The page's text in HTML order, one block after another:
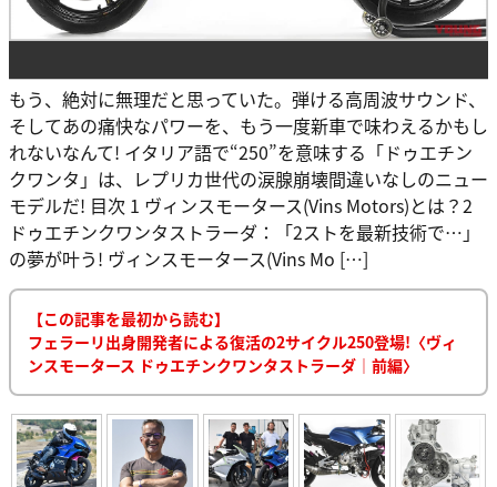
もう、絶対に無理だと思っていた。弾ける高周波サウンド、
そしてあの痛快なパワーを、もう一度新車で味わえるかもし
れないなんて! イタリア語で“250”を意味する「ドゥエチン
クワンタ」は、レプリカ世代の涙腺崩壊間違いなしのニュー
モデルだ! 目次 1 ヴィンスモータース(Vins Motors)とは？2
ドゥエチンクワンタストラーダ：「2ストを最新技術で…」
の夢が叶う! ヴィンスモータース(Vins Mo […]
【この記事を最初から読む】
フェラーリ出身開発者による復活の2サイクル250登場!〈ヴィ
ンスモータース ドゥエチンクワンタストラーダ｜前編〉